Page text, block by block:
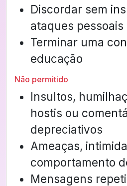
Discordar sem
ataques pessoais
Terminar uma
educação
Não permitido
Insultos,
hostis ou
depreciativos
Ameaças,
comportamento
Mensagens